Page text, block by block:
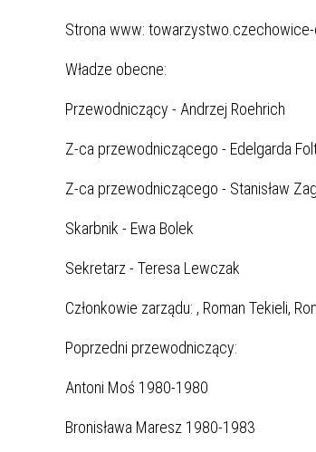
Strona www:
Władze obecne:
Przewodniczący - Andrzej Roehrich
Z-ca przewodniczącego - Edelgarda
Z-ca przewodniczącego - Stanisław
Skarbnik - Ewa Bolek
Sekretarz - Teresa Lewczak
Członkowie zarządu: , Roman Tekieli,
Poprzedni przewodniczący:
Antoni Moś 1980-1980
Bronisława Maresz 1980-1983